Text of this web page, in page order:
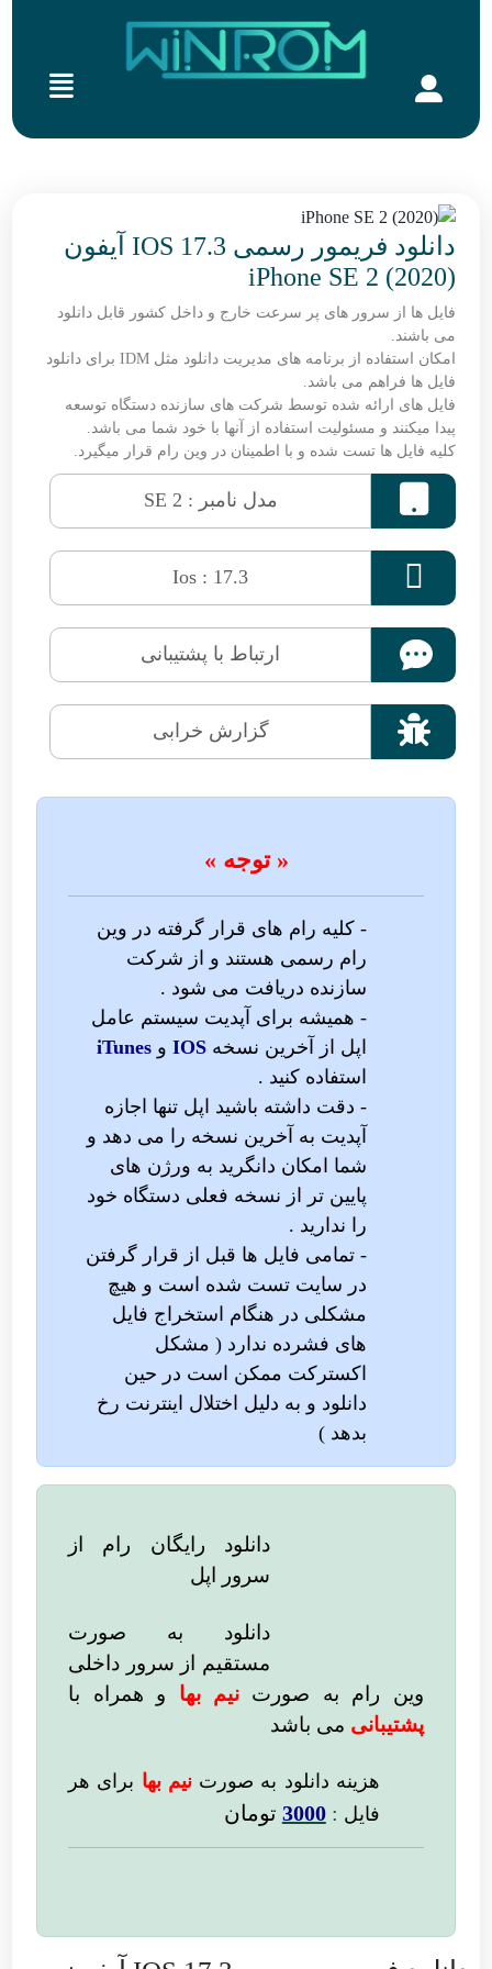
دانلود فریمور رسمی IOS 17.3 آیفون
iPhone SE 2 (2020)
فایل ها از سرور های پر سرعت خارج و داخل کشور قابل دانلود
می باشند.
امکان استفاده از برنامه های مدیریت دانلود مثل IDM برای دانلود
فایل ها فراهم می باشد.
فایل های ارائه شده توسط شرکت های سازنده دستگاه توسعه
پیدا میکنند و مسئولیت استفاده از آنها با خود شما می باشد.
کلیه فایل ها تست شده و با اطمینان در وین رام قرار میگیرد.
مدل نامبر : SE 2

Ios : 17.3
ارتباط با پشتیبانی
 گزارش خرابی
« توجه »
- کلیه رام های قرار گرفته در وین
رام رسمی هستند و از شرکت
سازنده دریافت می شود .
- همیشه برای آپدیت سیستم عامل
اپل از آخرین نسخهIOS وiTunes
استفاده کنید .
- دقت داشته باشید اپل تنها اجازه
آپدیت به آخرین نسخه را می دهد و
شما امکان دانگرید به ورژن های
پایین تر از نسخه فعلی دستگاه خود
را ندارید .
- تمامی فایل ها قبل از قرار گرفتن
در سایت تست شده است و هیچ
مشکلی در هنگام استخراج فایل
های فشرده ندارد ( مشکل
اکسترکت ممکن است در حین
دانلود و به دلیل اختلال اینترنت رخ
بدهد )
دانلود رایگان رام از
سرور اپل
دانلود به صورت
مستقیم از سرور داخلی
وین رام به صورت نیم بها و همراه با
پشتیبانی می باشد
هزینه دانلود به صورتنیم بها برای هر
فایل :
3000 تومان